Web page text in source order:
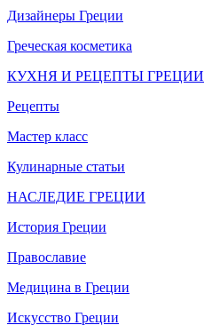
Дизайнеры Греции
Греческая косметика
КУХНЯ И РЕЦЕПТЫ ГРЕЦИИ
Рецепты
Мастер класс
Кулинарные статьи
НАСЛЕДИЕ ГРЕЦИИ
История Греции
Православие
Медицина в Греции
Искусство Греции